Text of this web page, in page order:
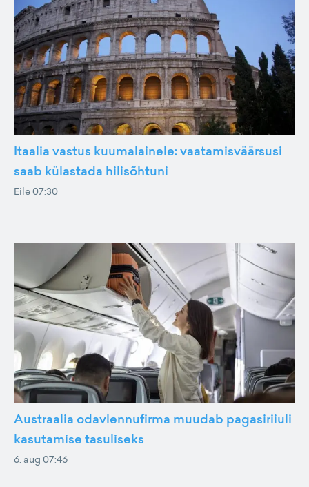
Itaalia vastus kuumalainele: vaatamisväärsusi
saab külastada hilisõhtuni
Eile 07:30
Austraalia odavlennufirma muudab pagasiriiuli
kasutamise tasuliseks
6. aug 07:46